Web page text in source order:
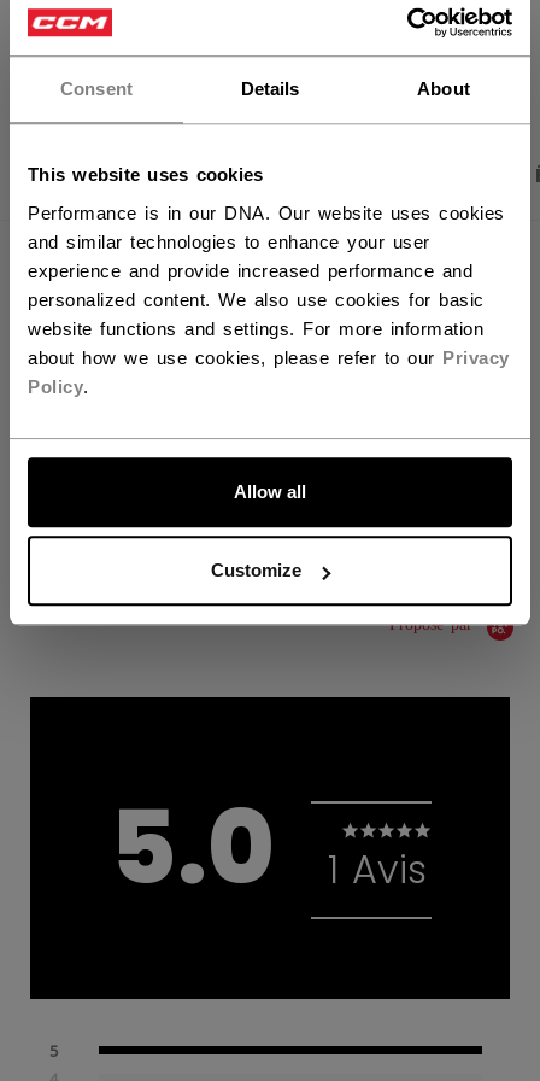
Consent Details About
This website uses cookies
Performance is in our DNA. Our website uses cookies
and similar technologies to enhance your user
experience and provide increased performance and
personalized content. We also use cookies for basic
website functions and settings. For more information
about how we use cookies, please refer to our Privacy
Policy.
Allow all
Customize
Vous souhaitez expédier des
produits aux États-Unis ?
ALLONS-Y !
OUVRIR LES
PHOTOS DU PRODUIT
CARACTÉRISTIQUES
IDENTIFICATION
HGXF-JR
GROUPE D'ÂGE
Junior
ÉVALUATIONS
Proposé par
5.0 5.0 star rating
1 Avis
5